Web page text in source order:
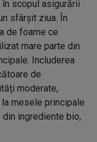
scopul asigurării
sfârșit ziua. În
de foame ce
mare parte din
Includerea
de
moderate,
mesele principale
ingrediente bio,